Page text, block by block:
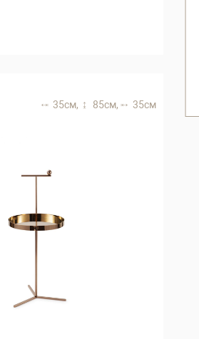
35 см, 85 см, 35 см